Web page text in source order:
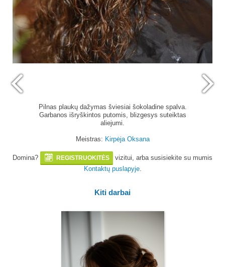
Pilnas plaukų dažymas šviesiai šokoladine spalva.
Garbanos išryškintos putomis, blizgesys suteiktas
aliejumi.
Meistras: Kirpėja Oksana
Domina? REGISTRUOKITĖS
vizitui, arba susisiekite su mumis
Kontaktų puslapyje.
Kiti darbai